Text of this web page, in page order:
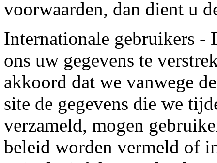
voorwaarden, dan dient u
Internationale gebruikers -
ons uw gegevens te
akkoord dat we vanwege
site de gegevens die we
verzameld, mogen
beleid worden vermeld of